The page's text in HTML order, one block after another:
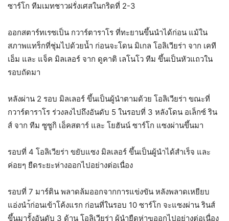
ซาร์โก ทีมเมทชาวฝรั่งเศสในกริดที่ 2-3
ออกสตาร์ทเรซเป็น กวาร์ตาราโร ที่ทะยานขึ้นนำได้ก่อน แม้ใน
สภาพแทร็กที่ชุ่มไปด้วยน้ำ ก่อนจะโดน มิเกล โอลิเวียร่า จาก เคที
เอ็ม และ แจ็ค มิลเลอร์ จาก ดูคาติ เลโนโว ทีม ขึ้นเป็นหัวแถวใน
รอบถัดมา
หลังผ่าน 2 รอบ มิลเลอร์ ขึ้นเป็นผู้นำตามด้วย โอลิเวียร่า ขณะที่
กวาร์ตาราโร ร่วงลงไปถึงอันดับ 5 ในรอบที่ 3 หลังโดน อเล็กซ์ ริน
ส์ จาก ทีม ซูซูกิ เอ็คสตาร์ และ โยฮันน์ ซาร์โก แซงผ่านขึ้นมา
รอบที่ 4 โอลิเวียร่า ขยับแซง มิลเลอร์ ขึ้นเป็นผู้นำได้สำเร็จ และ
ค่อยๆ ยืดระยะห่างออกไปอย่างต่อเนื่อง
รอบที่ 7 มาร์ติน พลาดล้มออกจากการแข่งขัน หลังพลาดเหยียบ
แอ่งนำ้ก่อนเข้าโค้งแรก ก่อนที่ในรอบ 10 ซาร์โก จะแซงผ่าน รินส์
ขึ้นมารั้งอันดับ 3 ด้าน โอลิเวียร่า ผู้นำยืดห่าฃออกไปอย่างต่อเนื่อง